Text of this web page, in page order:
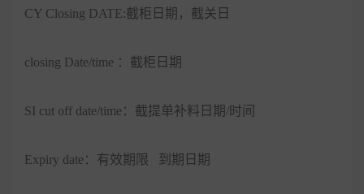
CY Closing DATE:截柜日期，截关日
closing Date/time ：截柜日期
SI cut off date/time：截提单补料日期/时间
Expiry date：有效期限 到期日期